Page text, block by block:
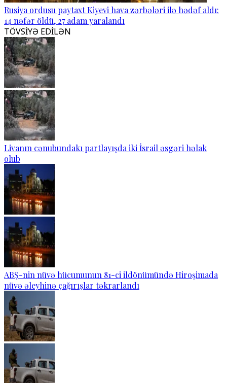
Rusiya ordusu paytaxt Kiyevi hava zərbələri ilə hədəf aldı:
14 nəfər öldü, 27 adam yaralandı
TÖVSİYƏ EDİLƏN
Livanın cənubundakı partlayışda iki İsrail əsgəri həlak
olub
ABŞ-nin nüvə hücumunun 81-ci ildönümündə Hiroşimada
nüvə əleyhinə çağırışlar təkrarlandı